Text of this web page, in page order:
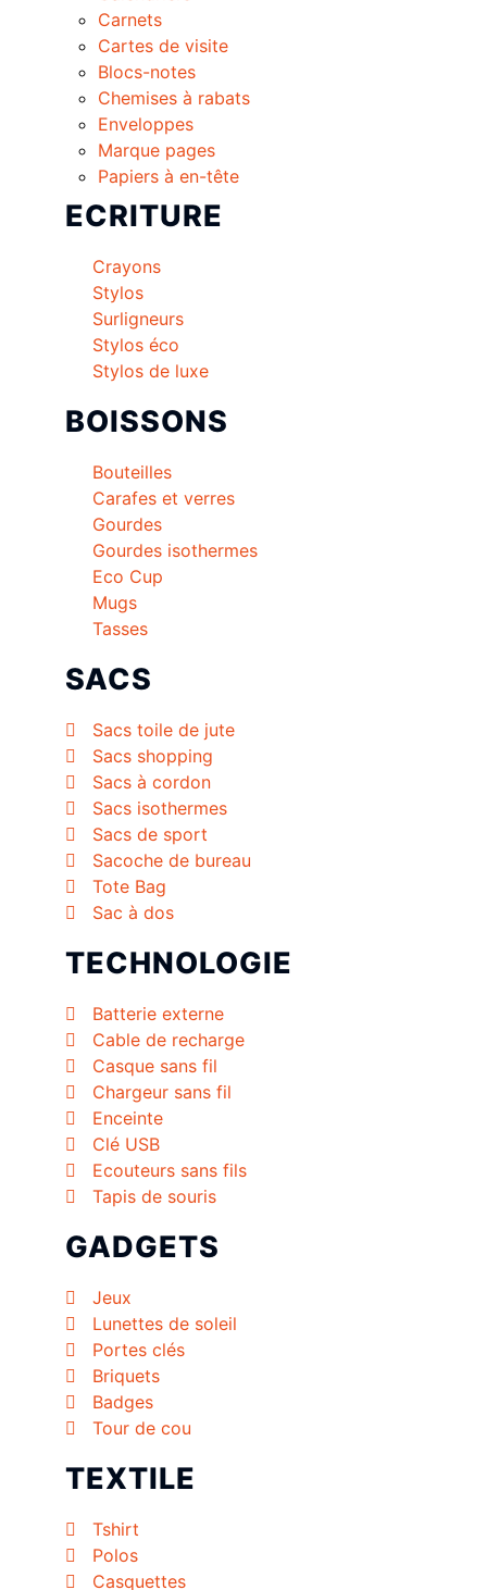
Carnets
Cartes de visite
Blocs-notes
Chemises à rabats
Enveloppes
Marque pages
Papiers à en-tête
ECRITURE
Crayons
Stylos
Surligneurs
Stylos éco
Stylos de luxe
BOISSONS
Bouteilles
Carafes et verres
Gourdes
Gourdes isothermes
Eco Cup
Mugs
Tasses
SACS
Sacs toile de jute
Sacs shopping
Sacs à cordon
Sacs isothermes
Sacs de sport
Sacoche de bureau
Tote Bag
Sac à dos
TECHNOLOGIE
Batterie externe
Cable de recharge
Casque sans fil
Chargeur sans fil
Enceinte
Clé USB
Ecouteurs sans fils
Tapis de souris
GADGETS
Jeux
Lunettes de soleil
Portes clés
Briquets
Badges
Tour de cou
TEXTILE
Tshirt
Polos
Casquettes